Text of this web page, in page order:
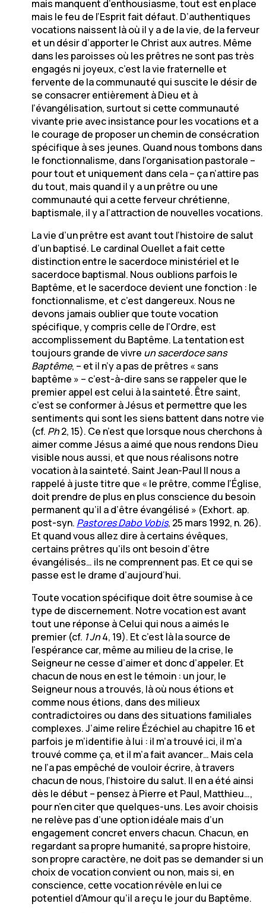
mais manquent d’enthousiasme, tout est en place
mais le feu de l’Esprit fait défaut. D’authentiques
vocations naissent là où il y a de la vie, de la ferveur
et un désir d’apporter le Christ aux autres. Même
dans les paroisses où les prêtres ne sont pas très
engagés ni joyeux, c’est la vie fraternelle et
fervente de la communauté qui suscite le désir de
se consacrer entièrement à Dieu et à
l’évangélisation, surtout si cette communauté
vivante prie avec insistance pour les vocations et a
le courage de proposer un chemin de consécration
spécifique à ses jeunes. Quand nous tombons dans
le fonctionnalisme, dans l’organisation pastorale –
pour tout et uniquement dans cela – ça n’attire pas
du tout, mais quand il y a un prêtre ou une
communauté qui a cette ferveur chrétienne,
baptismale, il y a l’attraction de nouvelles vocations.
La vie d’un prêtre est avant tout l’histoire de salut
d’un baptisé. Le cardinal Ouellet a fait cette
distinction entre le sacerdoce ministériel et le
sacerdoce baptismal. Nous oublions parfois le
Baptême, et le sacerdoce devient une fonction : le
fonctionnalisme, et c’est dangereux. Nous ne
devons jamais oublier que toute vocation
spécifique, y compris celle de l’Ordre, est
accomplissement du Baptême. La tentation est
toujours grande de vivre un sacerdoce sans
Baptême, – et il n’y a pas de prêtres « sans
baptême » – c’est-à-dire sans se rappeler que le
premier appel est celui à la sainteté. Être saint,
c’est se conformer à Jésus et permettre que les
sentiments qui sont les siens battent dans notre vie
(cf. Ph2, 15). Ce n’est que lorsque nous cherchons à
aimer comme Jésus a aimé que nous rendons Dieu
visible nous aussi, et que nous réalisons notre
vocation à la sainteté. Saint Jean-Paul II nous a
rappelé à juste titre que « le prêtre, comme l’Église,
doit prendre de plus en plus conscience du besoin
permanent qu’il a d’être évangélisé » (Exhort. ap.
post-syn. Pastores Dabo Vobis, 25 mars 1992, n. 26).
Et quand vous allez dire à certains évêques,
certains prêtres qu’ils ont besoin d’être
évangélisés… ils ne comprennent pas. Et ce qui se
passe est le drame d’aujourd’hui.
Toute vocation spécifique doit être soumise à ce
type de discernement. Notre vocation est avant
tout une réponse à Celui qui nous a aimés le
premier (cf. 1 Jn4, 19). Et c’est là la source de
l’espérance car, même au milieu de la crise, le
Seigneur ne cesse d’aimer et donc d’appeler. Et
chacun de nous en est le témoin : un jour, le
Seigneur nous a trouvés, là où nous étions et
comme nous étions, dans des milieux
contradictoires ou dans des situations familiales
complexes. J’aime relire Ézéchiel au chapitre 16 et
parfois je m’identifie à lui : il m’a trouvé ici, il m’a
trouvé comme ça, et il m’a fait avancer… Mais cela
ne l’a pas empêché de vouloir écrire, à travers
chacun de nous, l’histoire du salut. Il en a été ainsi
dès le début – pensez à Pierre et Paul, Matthieu…,
pour n’en citer que quelques-uns. Les avoir choisis
ne relève pas d’une option idéale mais d’un
engagement concret envers chacun. Chacun, en
regardant sa propre humanité, sa propre histoire,
son propre caractère, ne doit pas se demander si un
choix de vocation convient ou non, mais si, en
conscience, cette vocation révèle en lui ce
potentiel d’Amour qu’il a reçu le jour du Baptême.